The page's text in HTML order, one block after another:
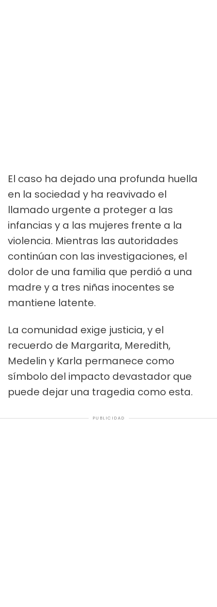
El caso ha dejado una profunda huella
en la sociedad y ha reavivado el
llamado urgente a proteger a las
infancias y a las mujeres frente a la
violencia. Mientras las autoridades
continúan con las investigaciones, el
dolor de una familia que perdió a una
madre y a tres niñas inocentes se
mantiene latente.
La comunidad exige justicia, y el
recuerdo de Margarita, Meredith,
Medelin y Karla permanece como
símbolo del impacto devastador que
puede dejar una tragedia como esta.
PUBLICIDAD